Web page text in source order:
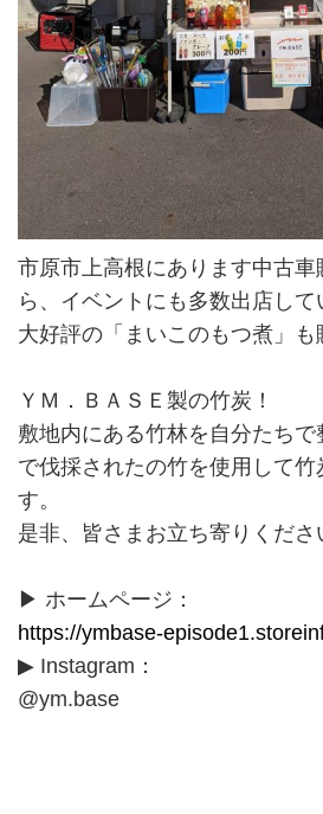
市原市上高根にあります中古
ら、イベントにも多数出店して
大好評の「まいこのもつ煮」も
ＹＭ．ＢＡＳＥ製の竹炭！
敷地内にある竹林を自分たちで
で伐採されたの竹を使用して竹
す。
是非、皆さまお立ち寄りくださ
▶ ホームページ：
https://ymbase-
▶ Instagram：
@ym.base